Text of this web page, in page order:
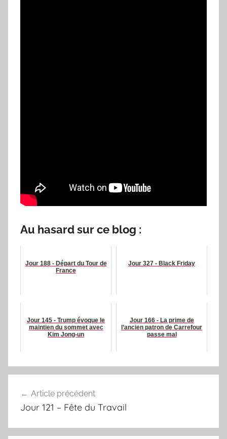
Au hasard sur ce blog :
Jour 188 - Départ du Tour de
France
Jour 327 - Black Friday
Jour 145 - Trump évoque le
maintien du sommet avec
Kim Jong-un
Jour 166 - La prime de
l’ancien patron de Carrefour
passe mal
de
Article précédent
Jour 121 – Fête du Travail